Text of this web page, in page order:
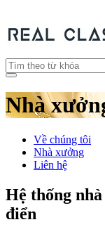
Nhà
Về chúng tôi
Nhà xưởng
Liên hệ
Hệ thống
điển